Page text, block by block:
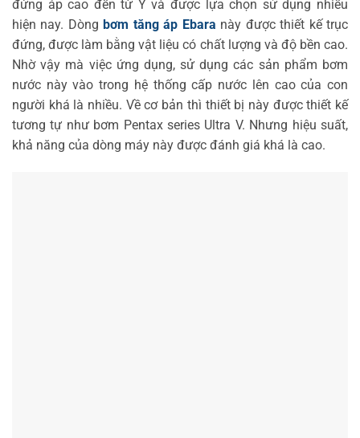
đứng áp cao đến từ Ý và được lựa chọn sử dụng nhiều
hiện nay. Dòngbơm tăng áp Ebara này được thiết kế trục
đứng, được làm bằng vật liệu có chất lượng và độ bền cao.
Nhờ vậy mà việc ứng dụng, sử dụng các sản phẩm bơm
nước này vào trong hệ thống cấp nước lên cao của con
người khá là nhiều. Về cơ bản thì thiết bị này được thiết kế
tương tự như bơm Pentax series Ultra V. Nhưng hiệu suất,
khả năng của dòng máy này được đánh giá khá là cao.